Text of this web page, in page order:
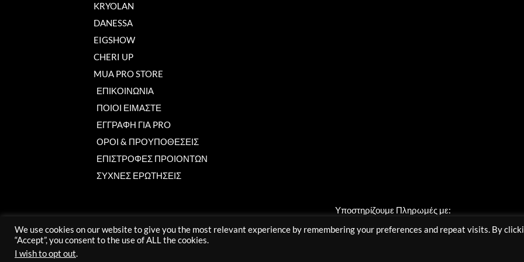
KRYOLAN
DANESSA
EIGSHOW
CHERI UP
MUA PRO STORE
ΕΠΙΚΟΙΝΩΝΙΑ
ΠΟΙΟΙ ΕΙΜΑΣΤΕ
ΕΓΓΡΑΦΗ ΓΙΑ PRO
ΟΡΟΙ & ΠΡΟΥΠΟΘΕΣΕΙΣ
ΕΠΙΣΤΡΟΦΕΣ ΠΡΟΙΟΝΤΩΝ
ΣΥΧΝΕΣ ΕΡΩΤΗΣΕΙΣ
Υποστηρίζουμε Πληρωμές με:
We use cookies on our website to give you the most relevant experience by remembering your preferences and repeat visits. By
“Accept”, you consent to the use of ALL the cookies.
I wish to opt out.